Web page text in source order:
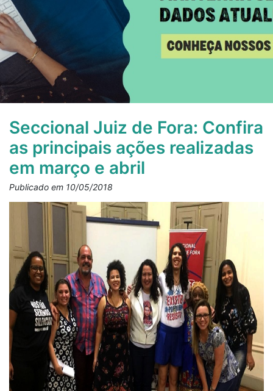
Seccional Juiz de Fora: Confira
as principais ações realizadas
em março e abril
Publicado em 10/05/2018